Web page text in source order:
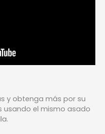
y obtenga más por su
usando el mismo asado